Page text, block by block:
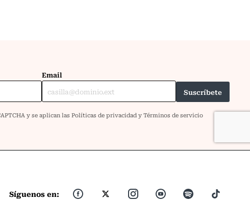
Síguenos en: